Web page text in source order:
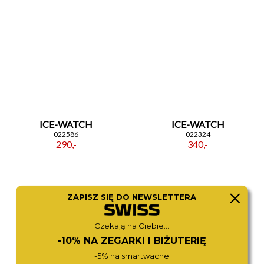
ICE-WATCH
022586
290,-
ICE-WATCH
022324
340,-
ZAPISZ SIĘ DO NEWSLETTERA
Czekają na Ciebie...
-10% NA ZEGARKI I BIŻUTERIĘ
-5% na smartwache